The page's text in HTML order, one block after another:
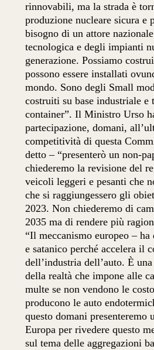
rinnovabili, ma la strada è
produzione nucleare sicura e
bisogno di un attore
tecnologica e degli impianti
generazione. Possiamo
possono essere installati
mondo. Sono degli Small
costruiti su base industriale
container”. Il Ministro Urso
partecipazione, domani,
competitività di questa
detto – “presenterò un non-
chiederemo la revisione del
veicoli leggeri e pesanti che
che si raggiungessero gli
2023. Non chiederemo di
2035 ma di rendere più
“Il meccanismo europeo –
e satanico perché accelera il
dell’industria dell’auto. È
della realtà che impone alle
multe se non vendono le
producono le auto
questo domani presenteremo
Europa per rivedere questo
sul tema delle aggregazioni